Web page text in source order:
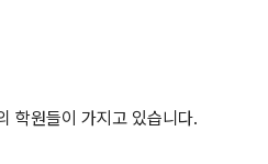
학원들이 가지고 있습니다.